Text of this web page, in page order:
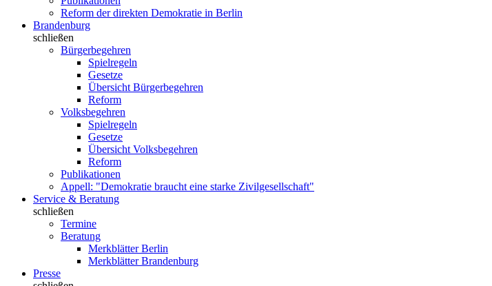
Reform der direkten Demokratie in Berlin
Brandenburg
schließen
Bürgerbegehren
Spielregeln
Gesetze
Übersicht Bürgerbegehren
Reform
Volksbegehren
Spielregeln
Gesetze
Übersicht Volksbegehren
Reform
Publikationen
Appell: "Demokratie braucht eine starke Zivilgesellschaft"
Service & Beratung
schließen
Termine
Beratung
Merkblätter Berlin
Merkblätter Brandenburg
Presse